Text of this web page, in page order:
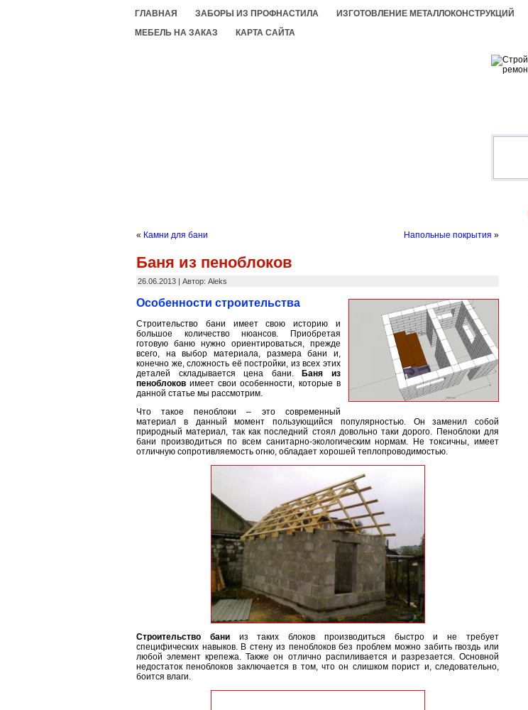
ГЛАВНАЯ ЗАБОРЫ ИЗ ПРОФНАСТИЛА ИЗГОТОВЛЕНИЕ МЕТАЛЛОКОНСТРУКЦИЙ
МЕБЕЛЬ НА ЗАКАЗ
КАРТА САЙТА
« Камни для бани Напольные покрытия »
Баня из пеноблоков
26.06.2013 | Автор: Aleks
Особенности строительства
Строительство бани имеет свою историю и
большое количество нюансов. Приобретая
готовую баню нужно ориентироваться, прежде
всего, на выбор материала, размера бани и,
конечно же, сложность её постройки, из всех этих
деталей складывается цена бани.
Баня из
пеноблоков имеет свои особенности, которые в
данной статье мы рассмотрим.
Что такое пеноблоки – это современный
материал в данный момент пользующийся популярностью. Он заменил собой
природный материал, так как последний стоял довольно таки дорого. Пеноблоки для
бани производиться по всем санитарно-экологическим нормам. Не токсичны, имеет
отличную сопротивляемость огню, обладает хорошей теплопроводимостью.
Строительство банииз таких блоков производиться быстро и не требует
специфических навыков. В стену из пеноблоков без проблем можно забить гвоздь или
любой элемент крепежа. Также он отлично распиливается и разрезается. Основной
недостаток пеноблоков заключается в том, что он слишком порист и, следовательно,
боится влаги.